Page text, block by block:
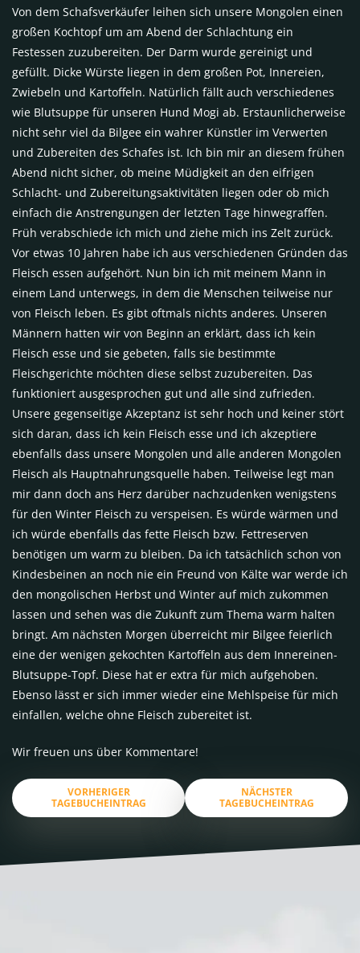
Von dem Schafsverkäufer leihen sich unsere Mongolen einen
großen Kochtopf um am Abend der Schlachtung ein
Festessen zuzubereiten. Der Darm wurde gereinigt und
gefüllt. Dicke Würste liegen in dem großen Pot, Innereien,
Zwiebeln und Kartoffeln. Natürlich fällt auch verschiedenes
wie Blutsuppe für unseren Hund Mogi ab. Erstaunlicherweise
nicht sehr viel da Bilgee ein wahrer Künstler im Verwerten
und Zubereiten des Schafes ist. Ich bin mir an diesem frühen
Abend nicht sicher, ob meine Müdigkeit an den eifrigen
Schlacht- und Zubereitungsaktivitäten liegen oder ob mich
einfach die Anstrengungen der letzten Tage hinwegraffen.
Früh verabschiede ich mich und ziehe mich ins Zelt zurück.
Vor etwas 10 Jahren habe ich aus verschiedenen Gründen das
Fleisch essen aufgehört. Nun bin ich mit meinem Mann in
einem Land unterwegs, in dem die Menschen teilweise nur
von Fleisch leben. Es gibt oftmals nichts anderes. Unseren
Männern hatten wir von Beginn an erklärt, dass ich kein
Fleisch esse und sie gebeten, falls sie bestimmte
Fleischgerichte möchten diese selbst zuzubereiten. Das
funktioniert ausgesprochen gut und alle sind zufrieden.
Unsere gegenseitige Akzeptanz ist sehr hoch und keiner stört
sich daran, dass ich kein Fleisch esse und ich akzeptiere
ebenfalls dass unsere Mongolen und alle anderen Mongolen
Fleisch als Hauptnahrungsquelle haben. Teilweise legt man
mir dann doch ans Herz darüber nachzudenken wenigstens
für den Winter Fleisch zu verspeisen. Es würde wärmen und
ich würde ebenfalls das fette Fleisch bzw. Fettreserven
benötigen um warm zu bleiben. Da ich tatsächlich schon von
Kindesbeinen an noch nie ein Freund von Kälte war werde ich
den mongolischen Herbst und Winter auf mich zukommen
lassen und sehen was die Zukunft zum Thema warm halten
bringt. Am nächsten Morgen überreicht mir Bilgee feierlich
eine der wenigen gekochten Kartoffeln aus dem Innereinen-
Blutsuppe-Topf. Diese hat er extra für mich aufgehoben.
Ebenso lässt er sich immer wieder eine Mehlspeise für mich
einfallen, welche ohne Fleisch zubereitet ist.
Wir freuen uns über Kommentare!
VORHERIGER
TAGEBUCHEINTRAG
NÄCHSTER
TAGEBUCHEINTRAG